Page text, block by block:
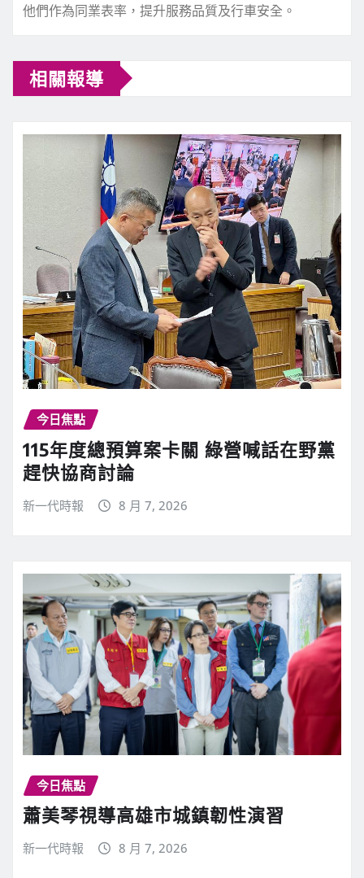
他們作為同業表率，提升服務品質及行車安全。
相關報導
今日焦點
115年度總預算案卡關 綠營喊話在野黨
趕快協商討論
新一代時報 8 月 7, 2026
今日焦點
蕭美琴視導高雄市城鎮韌性演習
新一代時報 8 月 7, 2026